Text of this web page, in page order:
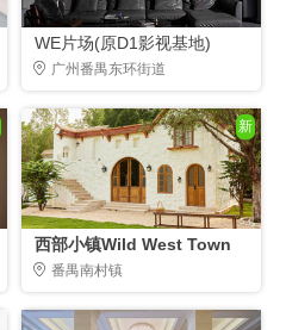
WE片场(原D1影视基地)
广州番禺东环街道
新
西部小镇Wild West Town
番禺南村镇